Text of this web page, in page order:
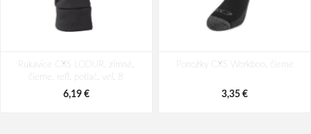
Rukavice CXS LODUR, zimné,
čierne, refl. potlač, veľ. 8
6,19 €
Ponožky CXS Workboo, čierne
3,35 €